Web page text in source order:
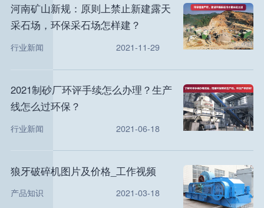
河南矿山新规：原则上禁止新建露天
采石场，环保采石场怎样建？
行业新闻 2021-11-29
2021制砂厂环评手续怎么办理？生产
线怎么过环保？
行业新闻 2021-06-18
狼牙破碎机图片及价格_工作视频
产品知识 2021-03-18